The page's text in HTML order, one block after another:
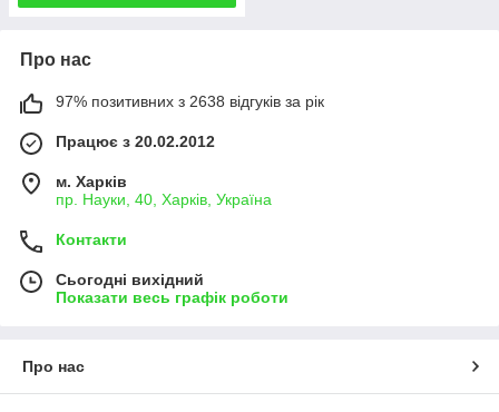
Про нас
97% позитивних з 2638 відгуків за рік
Працює з 20.02.2012
м. Харків
пр. Науки, 40, Харків, Україна
Контакти
Сьогодні вихідний
Показати весь графік роботи
Про нас